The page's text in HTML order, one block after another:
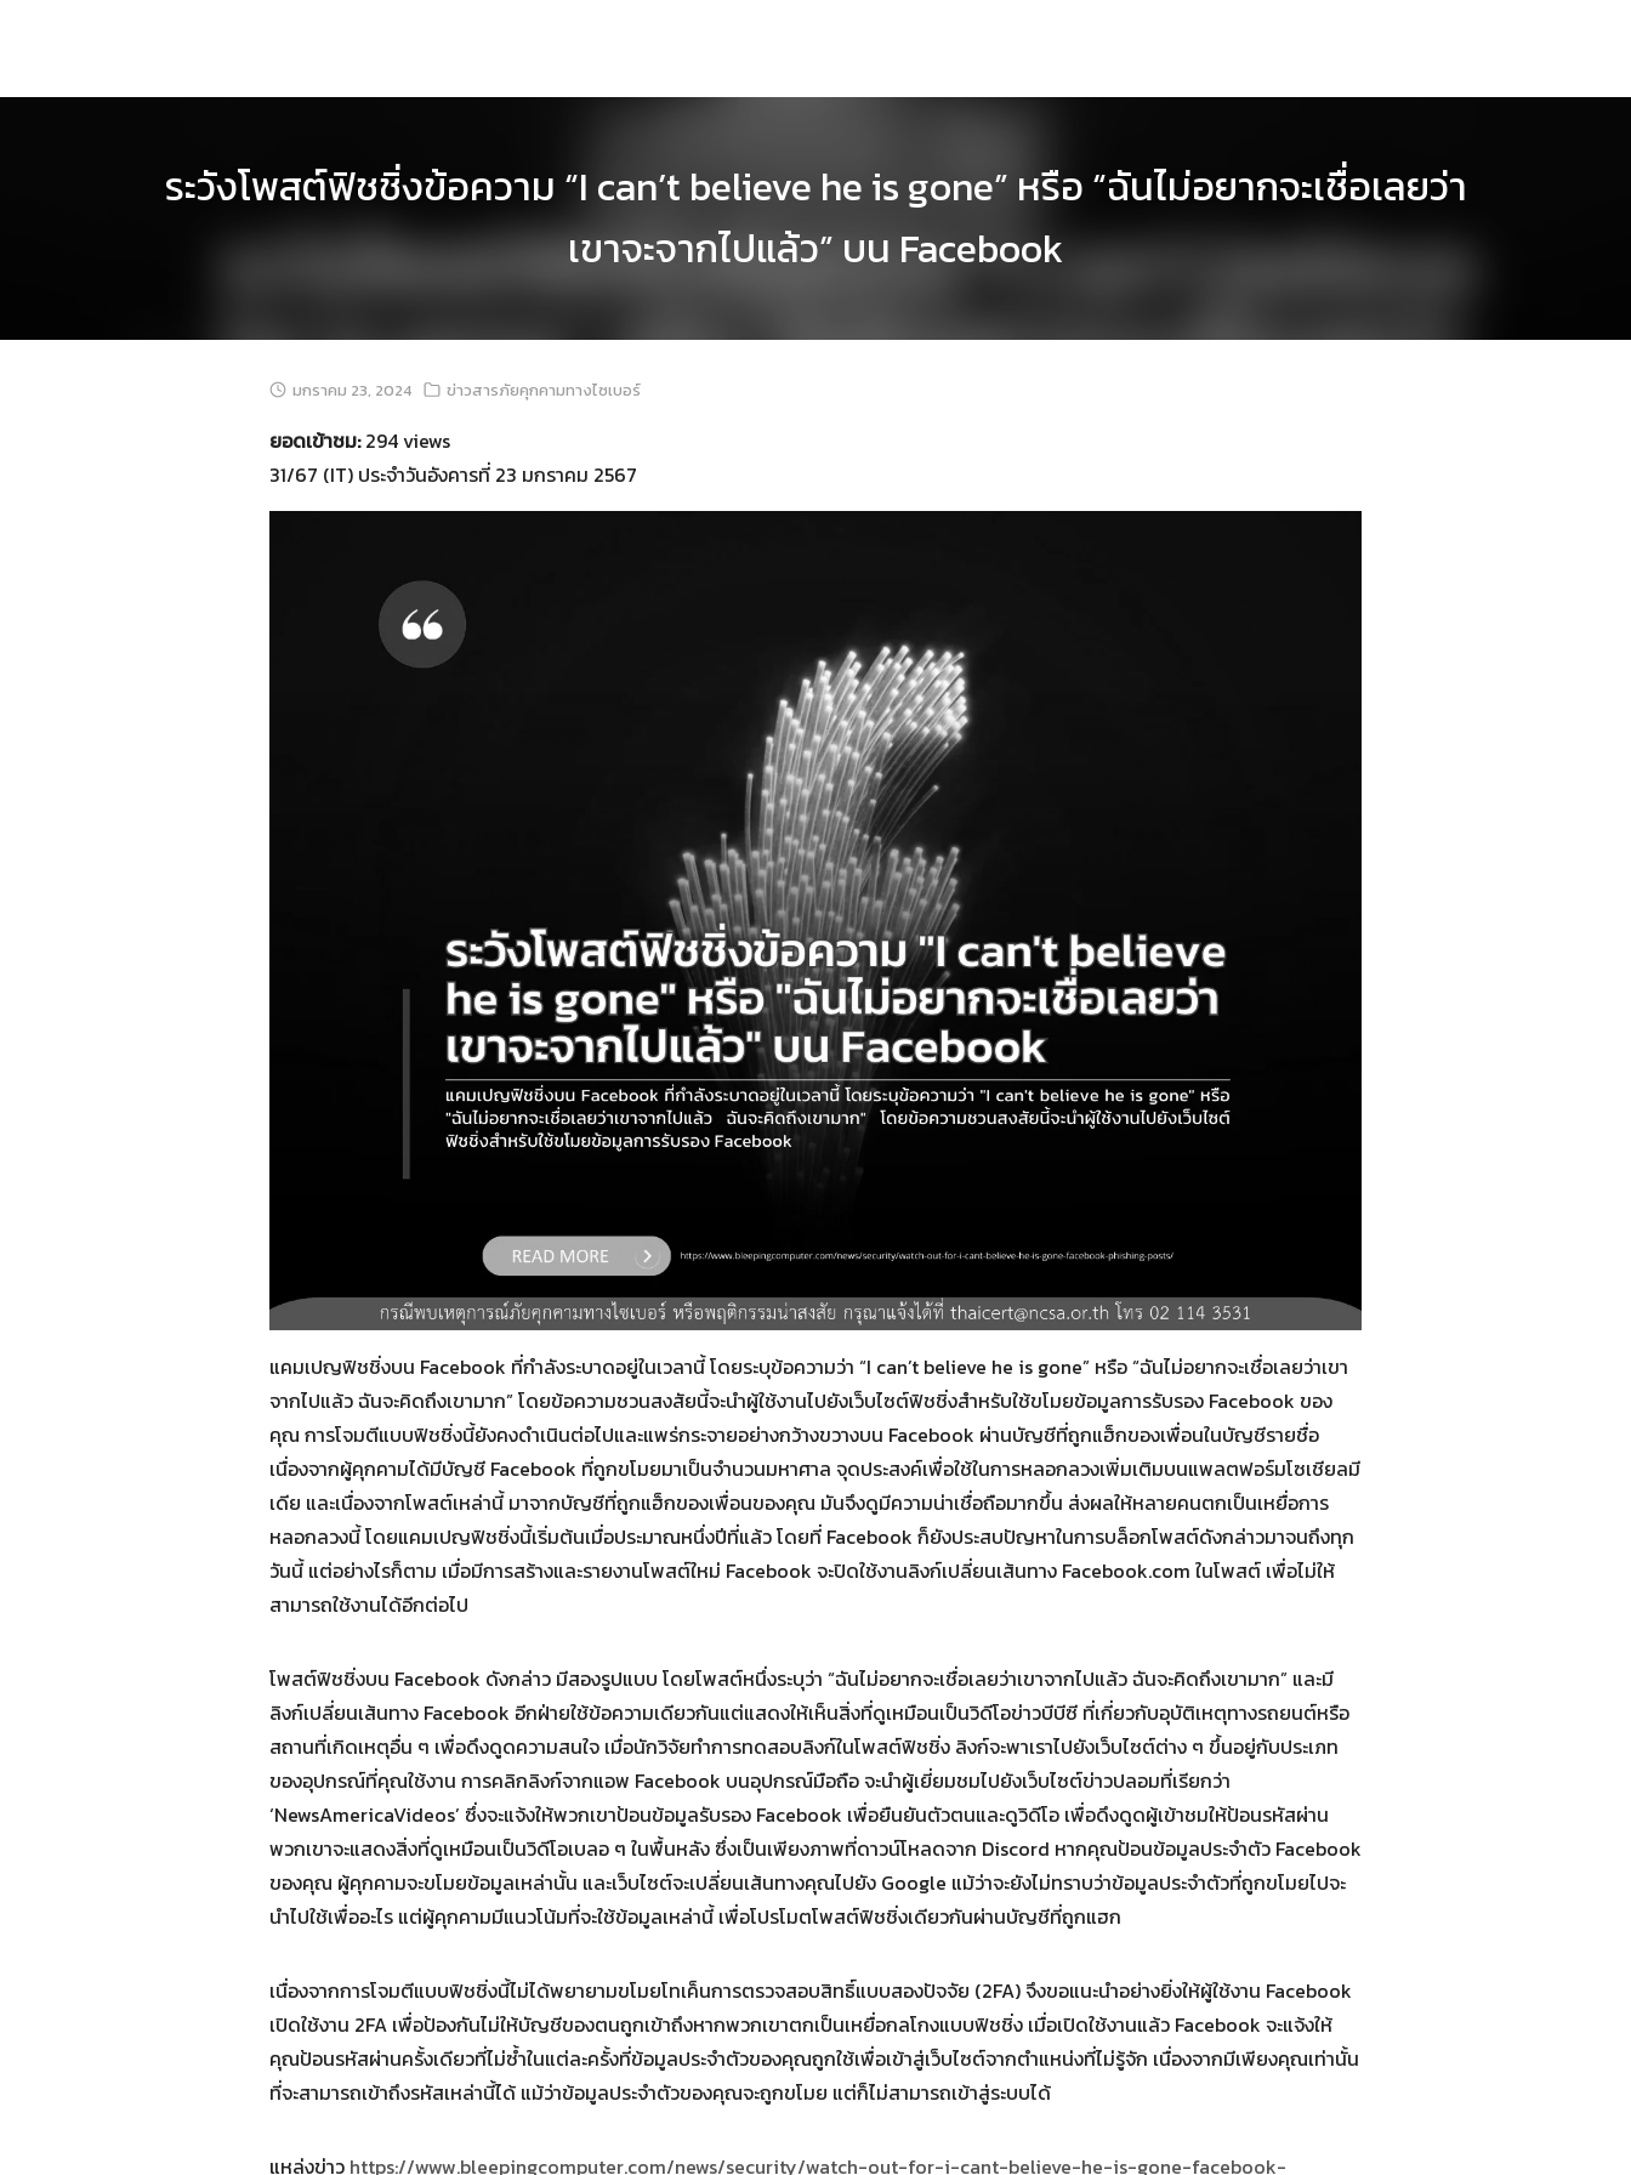
ระวังโพสต์ฟิชชิ่งข้อความ “I can’t believe he is gone” หรือ “ฉันไม่อยากจะเชื่อเลยว่า
เขาจะจากไปแล้ว” บน Facebook
มกราคม 23, 2024 ข่าวสารภัยคุกคามทางไซเบอร์
ยอดเข้าชม:294 views
31/67 (IT) ประจำวันอังคารที่ 23 มกราคม 2567
แคมเปญฟิชชิ่งบน Facebook ที่กำลังระบาดอยู่ในเวลานี้ โดยระบุข้อความว่า “I can’t believe he is gone” หรือ “ฉันไม่อยากจะเชื่อเลยว่าเขา
จากไปแล้ว ฉันจะคิดถึงเขามาก” โดยข้อความชวนสงสัยนี้จะนำผู้ใช้งานไปยังเว็บไซต์ฟิชชิ่งสำหรับใช้ขโมยข้อมูลการรับรอง Facebook ของ
คุณ การโจมตีแบบฟิชชิ่งนี้ยังคงดำเนินต่อไปและแพร่กระจายอย่างกว้างขวางบน Facebook ผ่านบัญชีที่ถูกแฮ็กของเพื่อนในบัญชีรายชื่อ
เนื่องจากผู้คุกคามได้มีบัญชี Facebook ที่ถูกขโมยมาเป็นจำนวนมหาศาล จุดประสงค์เพื่อใช้ในการหลอกลวงเพิ่มเติมบนแพลตฟอร์มโซเชียลมี
เดีย และเนื่องจากโพสต์เหล่านี้ มาจากบัญชีที่ถูกแฮ็กของเพื่อนของคุณ มันจึงดูมีความน่าเชื่อถือมากขึ้น ส่งผลให้หลายคนตกเป็นเหยื่อการ
หลอกลวงนี้ โดยแคมเปญฟิชชิ่งนี้เริ่มต้นเมื่อประมาณหนึ่งปีที่แล้ว โดยที่ Facebook ก็ยังประสบปัญหาในการบล็อกโพสต์ดังกล่าวมาจนถึงทุก
วันนี้ แต่อย่างไรก็ตาม เมื่อมีการสร้างและรายงานโพสต์ใหม่ Facebook จะปิดใช้งานลิงก์เปลี่ยนเส้นทาง Facebook.com ในโพสต์ เพื่อไม่ให้
สามารถใช้งานได้อีกต่อไป
โพสต์ฟิชชิ่งบน Facebook ดังกล่าว มีสองรูปแบบ โดยโพสต์หนึ่งระบุว่า “ฉันไม่อยากจะเชื่อเลยว่าเขาจากไปแล้ว ฉันจะคิดถึงเขามาก” และมี
ลิงก์เปลี่ยนเส้นทาง Facebook อีกฝ่ายใช้ข้อความเดียวกันแต่แสดงให้เห็นสิ่งที่ดูเหมือนเป็นวิดีโอข่าวบีบีซี ที่เกี่ยวกับอุบัติเหตุทางรถยนต์หรือ
สถานที่เกิดเหตุอื่น ๆ เพื่อดึงดูดความสนใจ เมื่อนักวิจัยทำการทดสอบลิงก์ในโพสต์ฟิชชิ่ง ลิงก์จะพาเราไปยังเว็บไซต์ต่าง ๆ ขึ้นอยู่กับประเภท
ของอุปกรณ์ที่คุณใช้งาน การคลิกลิงก์จากแอพ Facebook บนอุปกรณ์มือถือ จะนำผู้เยี่ยมชมไปยังเว็บไซต์ข่าวปลอมที่เรียกว่า
‘NewsAmericaVideos’ ซึ่งจะแจ้งให้พวกเขาป้อนข้อมูลรับรอง Facebook เพื่อยืนยันตัวตนและดูวิดีโอ เพื่อดึงดูดผู้เข้าชมให้ป้อนรหัสผ่าน
พวกเขาจะแสดงสิ่งที่ดูเหมือนเป็นวิดีโอเบลอ ๆ ในพื้นหลัง ซึ่งเป็นเพียงภาพที่ดาวน์โหลดจาก Discord หากคุณป้อนข้อมูลประจำตัว Facebook
ของคุณ ผู้คุกคามจะขโมยข้อมูลเหล่านั้น และเว็บไซต์จะเปลี่ยนเส้นทางคุณไปยัง Google แม้ว่าจะยังไม่ทราบว่าข้อมูลประจำตัวที่ถูกขโมยไปจะ
นำไปใช้เพื่ออะไร แต่ผู้คุกคามมีแนวโน้มที่จะใช้ข้อมูลเหล่านี้ เพื่อโปรโมตโพสต์ฟิชชิ่งเดียวกันผ่านบัญชีที่ถูกแฮก
เนื่องจากการโจมตีแบบฟิชชิ่งนี้ไม่ได้พยายามขโมยโทเค็นการตรวจสอบสิทธิ์แบบสองปัจจัย (2FA) จึงขอแนะนำอย่างยิ่งให้ผู้ใช้งาน Facebook
เปิดใช้งาน 2FA เพื่อป้องกันไม่ให้บัญชีของตนถูกเข้าถึงหากพวกเขาตกเป็นเหยื่อกลโกงแบบฟิชชิ่ง เมื่อเปิดใช้งานแล้ว Facebook จะแจ้งให้
คุณป้อนรหัสผ่านครั้งเดียวที่ไม่ซ้ำในแต่ละครั้งที่ข้อมูลประจำตัวของคุณถูกใช้เพื่อเข้าสู่เว็บไซต์จากตำแหน่งที่ไม่รู้จัก เนื่องจากมีเพียงคุณเท่านั้น
ที่จะสามารถเข้าถึงรหัสเหล่านี้ได้ แม้ว่าข้อมูลประจำตัวของคุณจะถูกขโมย แต่ก็ไม่สามารถเข้าสู่ระบบได้
แหล่งข่าว https://www.bleepingcomputer.com/news/security/watch-out-for-i-cant-believe-he-is-gone-facebook-